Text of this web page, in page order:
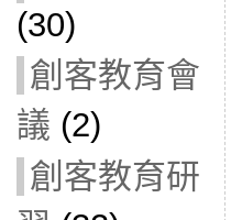
(30)
創客教育會
議 (2)
創客教育研